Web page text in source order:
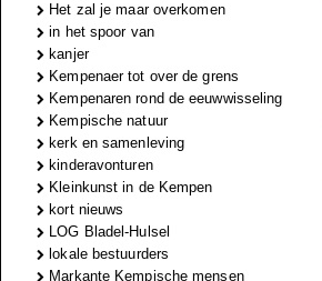
Het zal je maar overkomen
in het spoor van
kanjer
Kempenaer tot over de grens
Kempenaren rond de eeuwwisseling
Kempische natuur
kerk en samenleving
kinderavonturen
Kleinkunst in de Kempen
kort nieuws
LOG Bladel-Hulsel
lokale bestuurders
Markante Kempische mensen